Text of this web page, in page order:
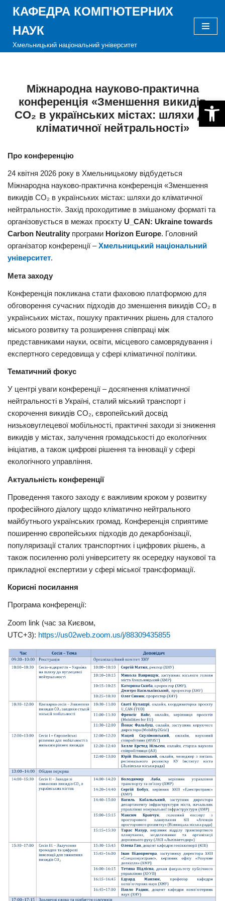
Перейти
вмісту
КАФЕДРА КОМП'ЮТЕРНИХ
НАУК
Хмельницький національний університет
Міжнародна науково-практична
конференція «Зменшення викидів
CO₂ в українських містах: шляхи до
кліматичної нейтральності»
Про конференцію
24 квітня 2026 року в Хмельницькому відбудеться
Міжнародна науково-практична конференція «Зменшення
викидів CO₂ в українських містах: шляхи до кліматичної
нейтральності». Захід проходитиме в змішаному форматі та
організовується в межах проєкту U_CAN: Ukraine towards
Carbon Neutrality програми Horizon Europe. Головний
організатор конференції –Хмельницький національний
університет.
Мета заходу
Конференція покликана стати фаховою платформою для
обговорення сучасних підходів до зменшення викидів CO₂ в
українських містах, пошуку практичних рішень для сталого
міського розвитку та розширення співпраці між
представниками науки, освіти, місцевого самоврядування і
експертного середовища у сфері кліматичної політики.
Тематичний фокус
У центрі уваги конференції – досягнення кліматичної
нейтральності в Україні, сталий міський транспорт і
скорочення викидів CO₂, європейський досвід
низьковуглецевої мобільності, практичні заходи зі зниження
викидів у містах, залучення громадськості до екологічних
ініціатив, а також цифрові рішення та інновації у сфері
екологічного управління.
Актуальність конференції
Проведення такого заходу є важливим кроком у розвитку
професійного діалогу щодо кліматично нейтрального
майбутнього українських громад. Конференція сприятиме
поширенню європейських підходів до декарбонізації,
популяризації сталих транспортних і цифрових рішень, а
також посиленню ролі університету як осередку наукової та
прикладної експертизи у сфері міської трансформації.
Корисні посилання
Програма конференції:
Zoom link (час за Києвом,
UTC+3): https://us02web.zoom.us/j/88309435855